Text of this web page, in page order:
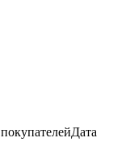
покупателейДата